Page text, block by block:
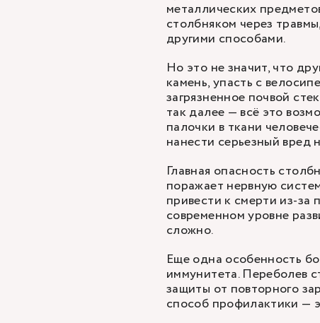
металлических
столбняком через
другими способами.
Но это не значит, что
камень, упасть с
загрязненное почвой
так далее — всё это
палочки в ткани
нанести серьезный вред
Главная опасность
поражает нервную
привести к смерти из-за
современном уровне
сложно.
Еще одна особенность
иммунитета. Переболев
защиты от повторного
способ профилактики —